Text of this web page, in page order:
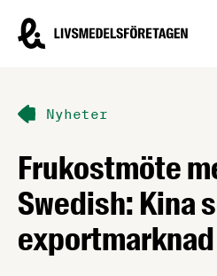
Livsmedelsföretagen – till
Nyheter
Frukostmöte
Swedish: Kina
exportmarknad